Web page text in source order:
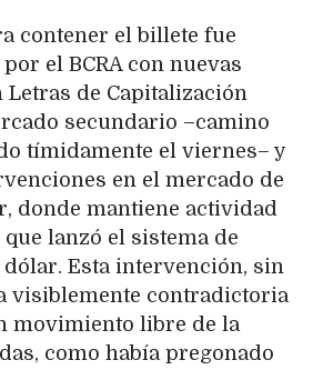
contener el billete fue
el BCRA con nuevas
Letras de Capitalización
secundario –camino
tímidamente el viernes– y
en el mercado de
donde mantiene actividad
lanzó el sistema de
Esta intervención, sin
visiblemente contradictoria
movimiento libre de la
como había pregonado